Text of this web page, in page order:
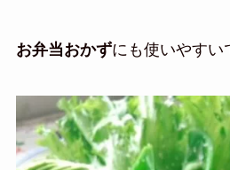
お弁当おかずにも使いやすい